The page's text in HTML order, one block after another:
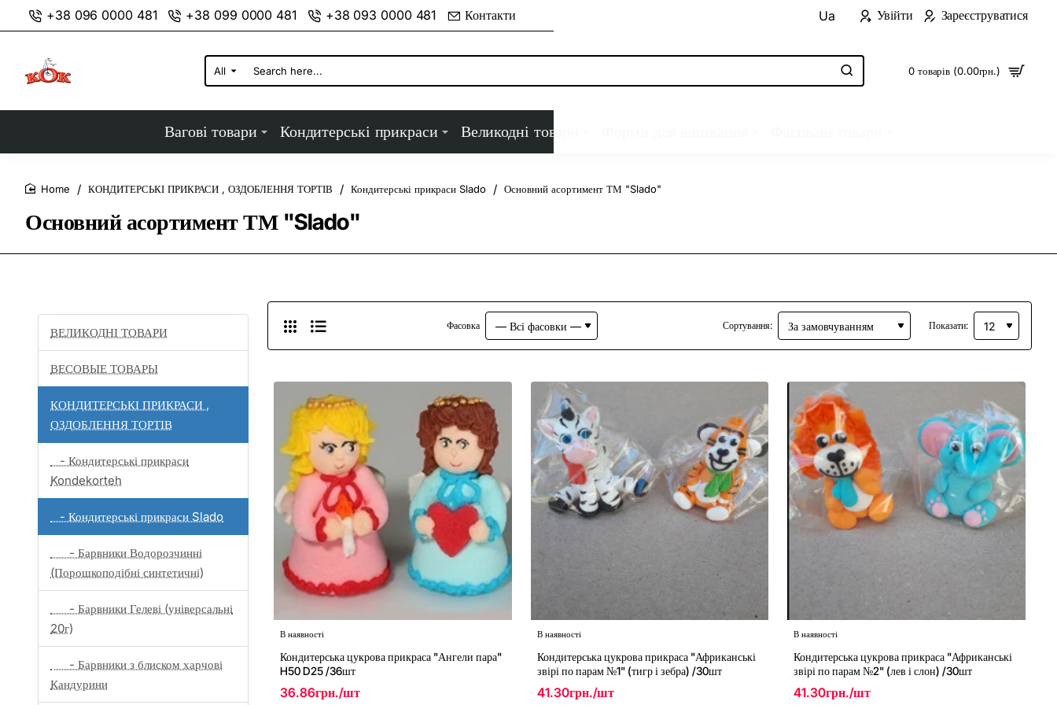
+38 096 0000 481 +38 099 0000 481 +38 093 0000 481 Контакти Ua Увійти Зареєструватися
All
Search
here...
0 товарів (0.00грн.)
Вагові товари Кондитерські прикраси Великодні товари
Основний асортимент ТМ "Slado"
КОНДИТЕРСЬКІ ПРИКРАСИ , ОЗДОБЛЕННЯ ТОРТІВ Кондитерські прикраси Slado Основний асортимент ТМ "Slado"
ВЕЛИКОДНІ ТОВАРИ
ВЕСОВЫЕ ТОВАРЫ
КОНДИТЕРСЬКІ ПРИКРАСИ ,
ОЗДОБЛЕННЯ ТОРТІВ
- Кондитерські прикраси
Kondekorteh
- Кондитерські прикраси Slado
- Барвники Водорозчинні
(Порошкоподібні синтетичні)
- Барвники Гелеві (універсальні
20г)
- Барвники з блиском харчові
Кандурини
Фасовка Сортування: Показати:
В наявності
Кондитерська цукрова прикраса "Ангели пара"
H50 D25 /36шт
36.86грн./шт
В наявності
Кондитерська цукрова прикраса "Африканські
звірі по парам №1" (тигр і зебра) /30шт
41.30грн./шт
В наявності
Кондитерська цукрова прикраса "Африканські
звірі по парам №2" (лев і слон) /30шт
41.30грн./шт